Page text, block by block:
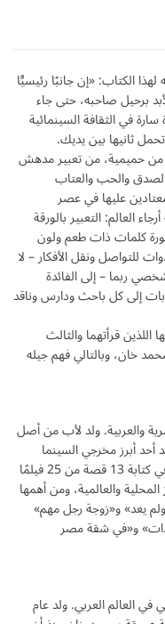
الكتاب: «إن جانبًا رئيسيًّا
برحيل صاحبه، حتى جاء
في الثقافة السينمائية
ثانيها بين يديك.
من حميمية، من تعبير مدهش
والحب والعتاب
عليها في عصر
العالم: التعبير بالورقة
كلمات ذات طعم ولون
للتواصل ونقل الأفكار – لا
ربما – إلى الفائدة
إلى كل باحث ودارس وناقد
قرأتهما والثالث
خان، وبالتالي فهم جيله
والعربية. ولد لأب من أصل
مصرية في 26 أكتوبر 1942، ويعد أحد أبرز مخرجي السينما
الواقعية في ثمانينيات القرن الماضي. شارك في كتابة 13 قصة من 25 فيلمًا
والعالمية، ومن أهمها
يعد» و«زوجة رجل مهم»
و«في شقة مصر
العالم العربي. ولد عام